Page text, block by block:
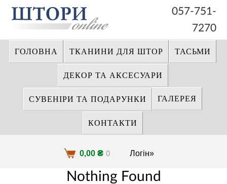
057-751-
7270
ГОЛОВНА ТКАНИНИ ДЛЯ ШТОР ТАСЬМИ
ДЕКОР ТА АКСЕСУАРИ
СУВЕНІРИ ТА ПОДАРУНКИ ГАЛЕРЕЯ
КОНТАКТИ
0,00 ₴ 0 Логін»
Nothing Found